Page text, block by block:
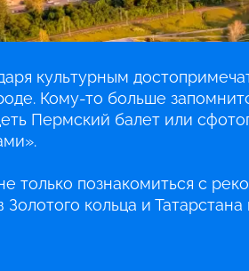
культурным
Кому-то больше
Пермский балет или
только познакомиться с
Золотого кольца и